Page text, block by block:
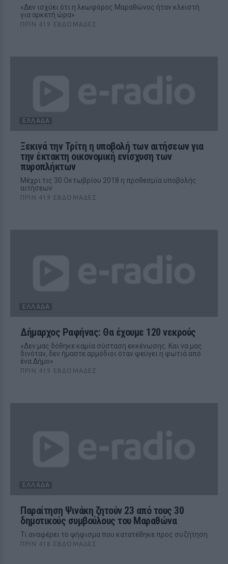
«Δεν ισχύει ότι η λεωφόρος Μαραθώνος ήταν κλειστή
για αρκετή ώρα»
ΠΡΙΝ 419 ΕΒΔΟΜΆΔΕΣ
ΕΛΛΆΔΑ
Ξεκινά την Τρίτη η υποβολή των αιτήσεων για
την έκτακτη οικονομική ενίσχυση των
πυροπλήκτων
Μέχρι τις 30 Οκτωβρίου 2018 η προθεσμία υποβολής
αιτήσεων
ΠΡΙΝ 419 ΕΒΔΟΜΆΔΕΣ
ΕΛΛΆΔΑ
Δήμαρχος Ραφήνας: Θα έχουμε 120 νεκρούς
«Δεν μας δόθηκε καμία σύσταση εκκένωσης. Και να μας
δινόταν, δεν ήμαστε αρμόδιοι όταν φεύγει η φωτιά από
ένα Δήμο»
ΠΡΙΝ 419 ΕΒΔΟΜΆΔΕΣ
ΕΛΛΆΔΑ
Παραίτηση Ψινάκη ζητούν 23 από τους 30
δημοτικούς συμβούλους του Μαραθώνα
Τι αναφέρει το ψήφισμα που κατατέθηκε προς συζήτηση
ΠΡΙΝ 418 ΕΒΔΟΜΆΔΕΣ